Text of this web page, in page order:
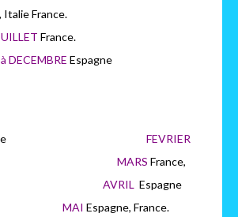
Italie France.
France.
DECEMBRE Espagne
FEVRIER
MARS France,
AVRIL Espagne
MAI Espagne, France.